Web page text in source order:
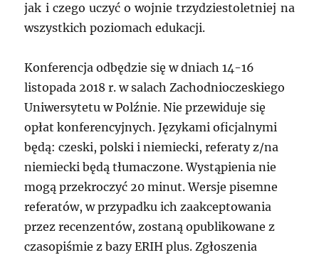
jak i czego uczyć o wojnie trzydziestoletniej na
wszystkich poziomach edukacji.
Konferencja odbędzie się w dniach 14-16
listopada 2018 r. w salach Zachodnioczeskiego
Uniwersytetu w Polźnie. Nie przewiduje się
opłat konferencyjnych. Językami oficjalnymi
będą: czeski, polski i niemiecki, referaty z/na
niemiecki będą tłumaczone. Wystąpienia nie
mogą przekroczyć 20 minut. Wersje pisemne
referatów, w przypadku ich zaakceptowania
przez recenzentów, zostaną opublikowane z
czasopiśmie z bazy ERIH plus. Zgłoszenia